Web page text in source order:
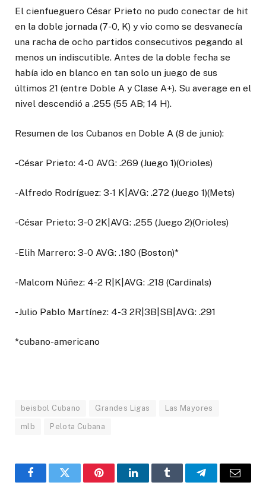
El cienfueguero César Prieto no pudo conectar de hit
en la doble jornada (7-0, K) y vio como se desvanecía
una racha de ocho partidos consecutivos pegando al
menos un indiscutible. Antes de la doble fecha se
había ido en blanco en tan solo un juego de sus
últimos 21 (entre Doble A y Clase A+). Su average en el
nivel descendió a .255 (55 AB; 14 H).
Resumen de los Cubanos en Doble A (8 de junio):
-César Prieto: 4-0 AVG: .269 (Juego 1)(Orioles)
-Alfredo Rodríguez: 3-1 K|AVG: .272 (Juego 1)(Mets)
-César Prieto: 3-0 2K|AVG: .255 (Juego 2)(Orioles)
-Elih Marrero: 3-0 AVG: .180 (Boston)*
-Malcom Núñez: 4-2 R|K|AVG: .218 (Cardinals)
-Julio Pablo Martínez: 4-3 2R|3B|SB|AVG: .291
*cubano-americano
beisbol Cubano Grandes Ligas Las Mayores
mlb Pelota Cubana
FacebookTwitter PinterestLinkedInTumblr TelegramEmail